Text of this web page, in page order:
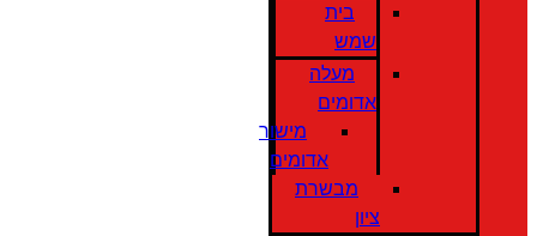
בית
שמש
מעלה
אדומים
מישור
אדומים
מבשרת
ציון